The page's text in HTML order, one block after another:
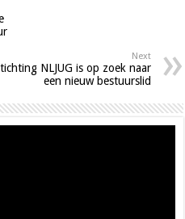
Next
NLJUG is op zoek naar
een nieuw bestuurslid